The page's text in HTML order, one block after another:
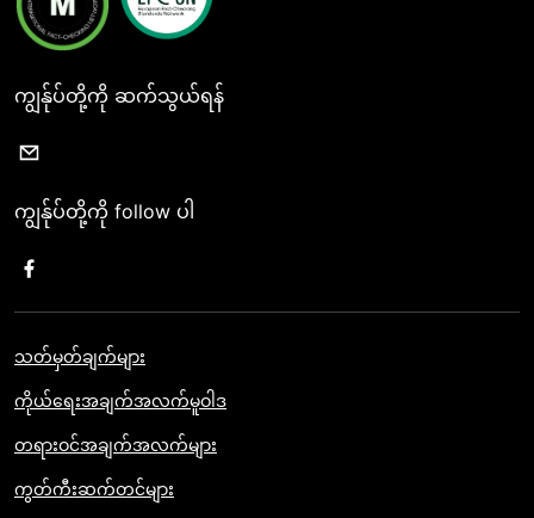
ကျွန်ုပ်တို့ကို ဆက်သွယ်ရန်
ကျွန်ုပ်တို့ကို follow ပါ
သတ်မှတ်ချက်များ
ကိုယ်ရေးအချက်အလက်မူဝါဒ
တရားဝင်အချက်အလက်များ
ကွတ်ကီးဆက်တင်များ